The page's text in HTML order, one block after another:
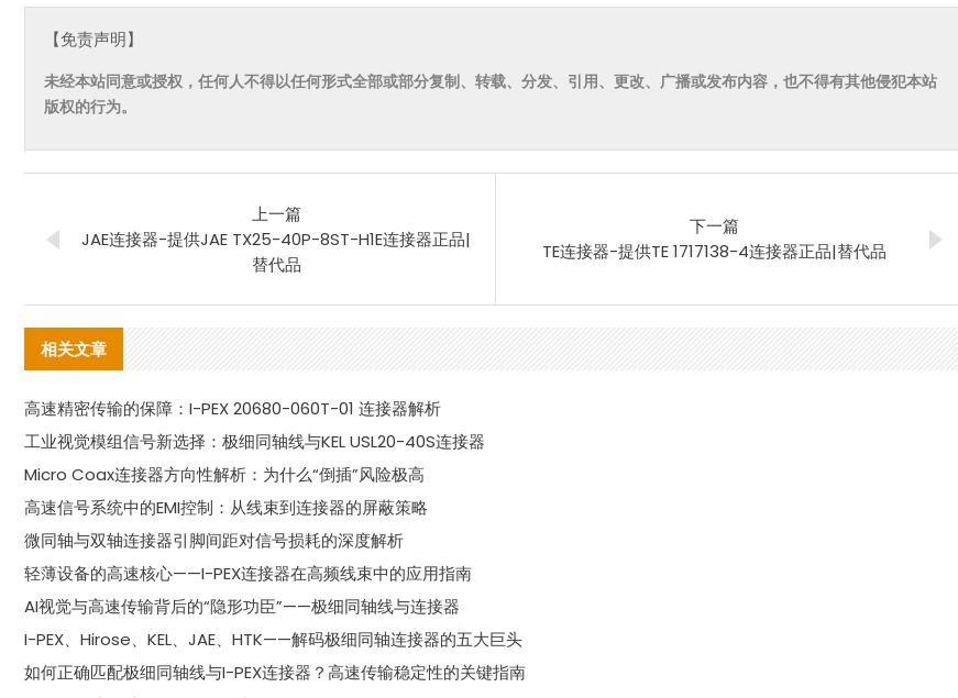
【免责声明】
未经本站同意或授权，任何人不得以任何形式全部或部分复制、转载、分发、引用、更改、广播或发布内容，也不得有其他侵犯本站
版权的行为。
上一篇
JAE连接器-提供JAE TX25-40P-8ST-H1E连接器正品|
替代品
下一篇
TE连接器-提供TE 1717138-4连接器正品|替代品
相关文章
高速精密传输的保障：I-PEX 20680-060T-01 连接器解析
工业视觉模组信号新选择：极细同轴线与KEL USL20-40S连接器
Micro Coax连接器方向性解析：为什么“倒插”风险极高
高速信号系统中的EMI控制：从线束到连接器的屏蔽策略
微同轴与双轴连接器引脚间距对信号损耗的深度解析
轻薄设备的高速核心——I-PEX连接器在高频线束中的应用指南
AI视觉与高速传输背后的“隐形功臣”——极细同轴线与连接器
I-PEX、Hirose、KEL、JAE、HTK——解码极细同轴连接器的五大巨头
如何正确匹配极细同轴线与I-PEX连接器？高速传输稳定性的关键指南